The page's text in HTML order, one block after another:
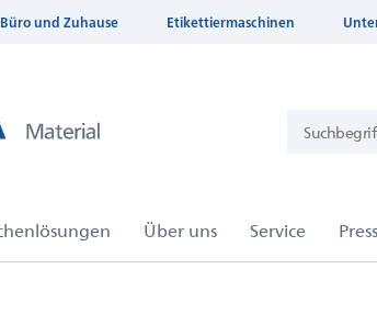
Büro und Zuhause Etikettiermaschinen